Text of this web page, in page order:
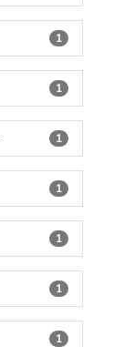
1
1
1
1
1
1
1